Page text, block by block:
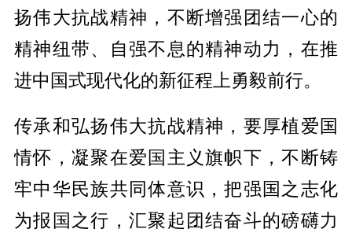
扬伟大抗战精神，不断增强团结一心的
精神纽带、自强不息的精神动力，在推
进中国式现代化的新征程上勇毅前行。
传承和弘扬伟大抗战精神，要厚植爱国
情怀，凝聚在爱国主义旗帜下，不断铸
牢中华民族共同体意识，把强国之志化
为报国之行，汇聚起团结奋斗的磅礴力